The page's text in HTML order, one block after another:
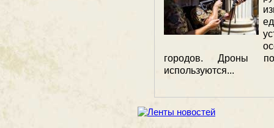
городов. Дроны
используются...